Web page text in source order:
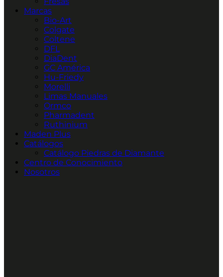
Marcas
Bio-Art
Colgate
Coltene
DFL
DiaDent
GC América
Hu-Friedy
Morelli
Limas Manuales
Ormco
Pharmadent
Ruthinium
Maden Plus
Catálogos
Catálogo Piedras de Diamante
Centro de Conocimiento
Nosotros